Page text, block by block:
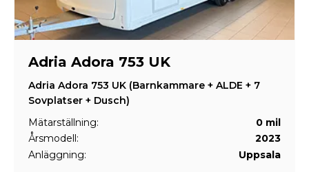
Adria Adora 753 UK
Adria Adora 753 UK (Barnkammare + ALDE + 7
Sovplatser + Dusch)
Mätarställning:
0 mil
Årsmodell:
2023
Anläggning:
Uppsala